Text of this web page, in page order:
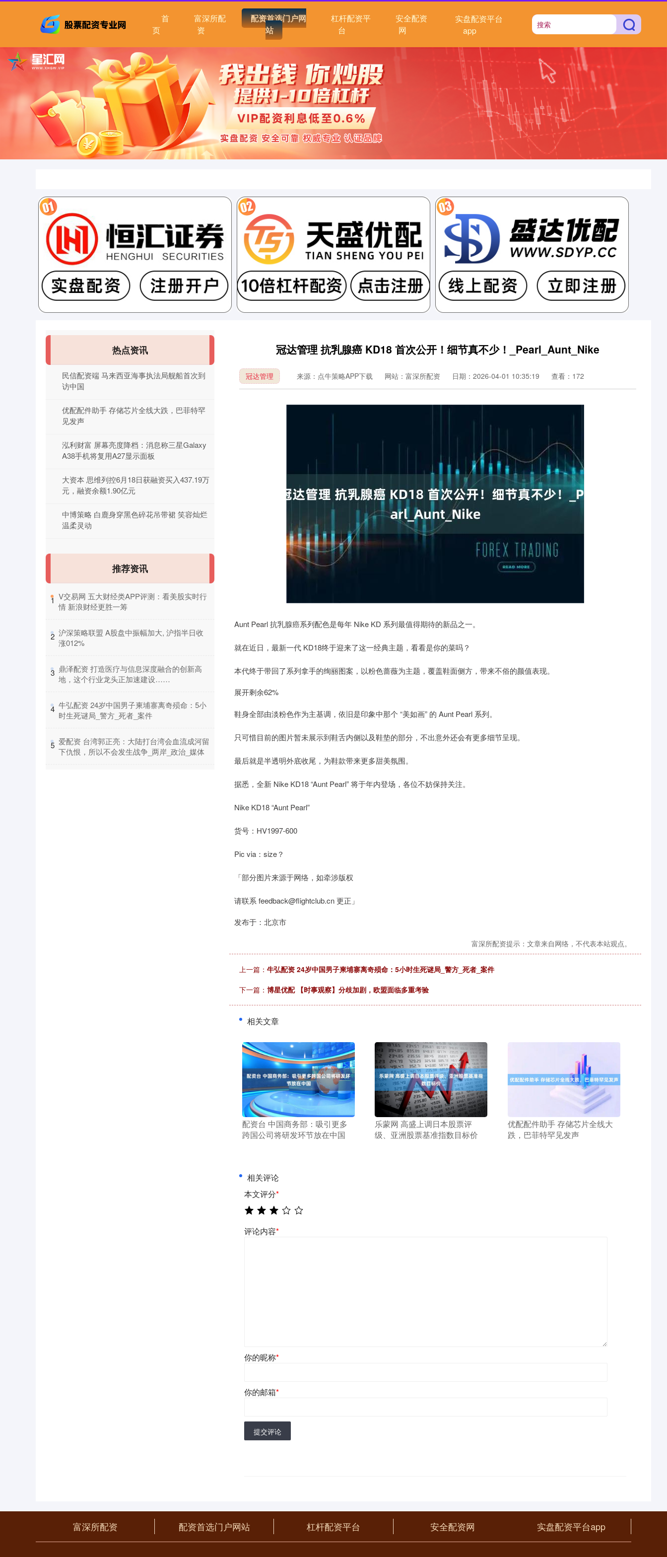
首
页
富深所配
资
配资首选门户网
站
杠杆配资平
台
安全配资
网
实盘配资平台
app
冠达管理 抗乳腺癌 KD18 首次公开！细节真不少！_Pearl_Aunt_Nike
冠达管理 来源：点牛策略APP下载 网站：富深所配资 日期：2026-04-01 10:35:19 查看：172
Aunt Pearl 抗乳腺癌系列配色是每年 Nike KD 系列最值得期待的新品之一。
就在近日，最新一代 KD18终于迎来了这一经典主题，看看是你的菜吗？
本代终于带回了系列拿手的绚丽图案，以粉色蔷薇为主题，覆盖鞋面侧方，带来不俗的颜值表现。
展开剩余62%
鞋身全部由淡粉色作为主基调，依旧是印象中那个 “美如画” 的 Aunt Pearl 系列。
只可惜目前的图片暂未展示到鞋舌内侧以及鞋垫的部分，不出意外还会有更多细节呈现。
最后就是半透明外底收尾，为鞋款带来更多甜美氛围。
据悉，全新 Nike KD18 “Aunt Pearl” 将于年内登场，各位不妨保持关注。
Nike KD18 “Aunt Pearl”
货号：HV1997-600
Pic via：size？
「部分图片来源于网络，如牵涉版权
请联系 feedback@flightclub.cn 更正」
发布于：北京市
富深所配资提示：文章来自网络，不代表本站观点。
上一篇： 牛弘配资 24岁中国男子柬埔寨离奇殒命：5小时生死谜局_警方_死者_案件
下一篇： 博星优配 【时事观察】分歧加剧，欧盟面临多重考验
相关文章
​配资台 中国商务部：吸引更多
跨国公司将研发环节放在中国
​乐蒙网 高盛上调日本股票评
级、亚洲股票基准指数目标价
​优配配件助手 存储芯片全线大
跌，巴菲特罕见发声
相关评论
本文评分*
评论内容*
你的昵称*
你的邮箱*
提交评论
热点资讯
民信配资端 马来西亚海事执法局舰船首次到
访中国
优配配件助手 存储芯片全线大跌，巴菲特罕
见发声
泓利财富 屏幕亮度降档：消息称三星Galaxy
A38手机将复用A27显示面板
大资本 思维列控6月18日获融资买入437.19万
元，融资余额1.90亿元
中博策略 白鹿身穿黑色碎花吊带裙 笑容灿烂
温柔灵动
推荐资讯
1 ​V交易网 五大财经类APP评测：看美股实时行
情 新浪财经更胜一筹
2 ​沪深策略联盟 A股盘中振幅加大, 沪指半日收
涨012%
3 ​鼎泽配资 打造医疗与信息深度融合的创新高
地，这个行业龙头正加速建设……
4 ​牛弘配资 24岁中国男子柬埔寨离奇殒命：5小
时生死谜局_警方_死者_案件
5 ​爱配资 台湾郭正亮：大陆打台湾会血流成河留
下仇恨，所以不会发生战争_两岸_政治_媒体
富深所配资 配资首选门户网站 杠杆配资平台 安全配资网 实盘配资平台app